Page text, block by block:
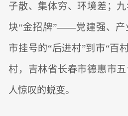
子散、集体穷、环境差；
块“金招牌”——党建强、产
市挂号的“后进村”到市“百
村，吉林省长春市德惠市
人惊叹的蜕变。